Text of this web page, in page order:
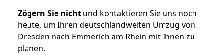
Zögern Sie nicht und kontaktieren Sie uns noch
heute, um Ihren deutschlandweiten Umzug von
Dresden nach Emmerich am Rhein mit Ihnen zu
planen.